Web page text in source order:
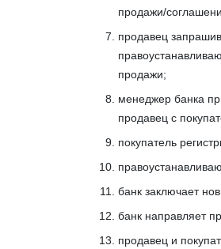
продажи/
продавец
продажи;
менеджер банка
продавец с
покупатель
банк заключает
банк направляет
продавец и